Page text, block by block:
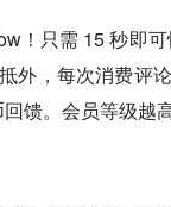
！只需 15 秒即
外，每次消费评
馈。会员等级越